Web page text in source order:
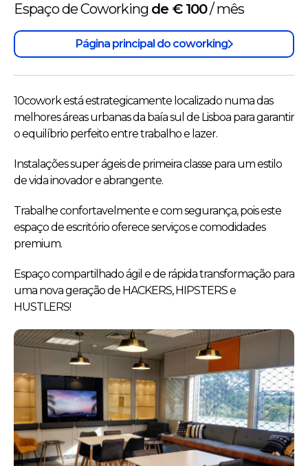
Espaço de Coworking de € 100/mês
Página principal do coworking
10cowork está estrategicamente localizado numa das
melhores áreas urbanas da baía sul de Lisboa para garantir
o equilíbrio perfeito entre trabalho e lazer.
Instalações super ágeis de primeira classe para um estilo
de vida inovador e abrangente.
Trabalhe confortavelmente e com segurança, pois este
espaço de escritório oferece serviços e comodidades
premium.
Espaço compartilhado ágil e de rápida transformação para
uma nova geração de HACKERS, HIPSTERS e
HUSTLERS!